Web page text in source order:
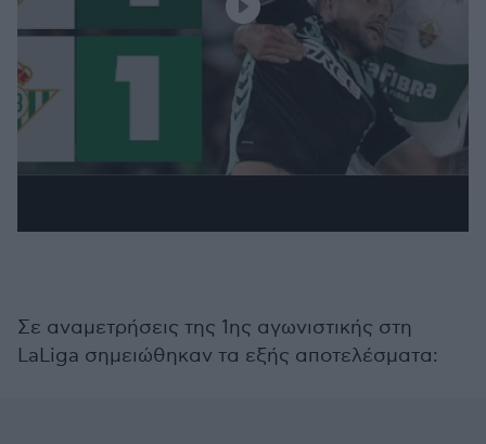
Σε αναμετρήσεις της 1ης αγωνιστικής στη
LaLiga σημειώθηκαν τα εξής αποτελέσματα: